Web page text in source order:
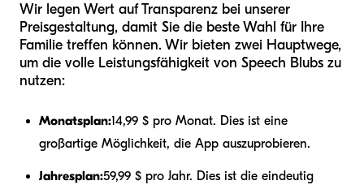
Wir legen Wert auf Transparenz bei unserer
Preisgestaltung, damit Sie die beste Wahl für Ihre
Familie treffen können. Wir bieten zwei Hauptwege,
um die volle Leistungsfähigkeit von Speech Blubs zu
nutzen:
Monatsplan:14,99 $ pro Monat. Dies ist eine
großartige Möglichkeit, die App auszuprobieren.
Jahresplan:59,99 $ pro Jahr. Dies ist die eindeutig